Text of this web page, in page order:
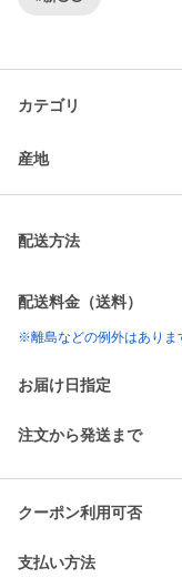
カテゴリ
産地
配送方法
配送料金（送料）
※離島などの例外はありま
お届け日指定
注文から発送まで
クーポン利用可否
支払い方法